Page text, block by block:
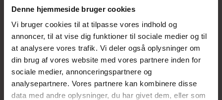
Denne hjemmeside bruger cookies
Vi bruger cookies til at tilpasse vores indhold og
annoncer, til at vise dig funktioner til sociale medier og til
at analysere vores trafik. Vi deler også oplysninger om
din brug af vores website med vores partnere inden for
sociale medier, annonceringspartnere og
analysepartnere. Vores partnere kan kombinere disse
data med andre oplysninger, du har givet dem, eller som
Med Ketchup i bøssen
Christian har udnyttet sit online købsflow til fulde
ved at tilføje støttekroner ved check-out på alle
ordrer og kørt særlige Røde Kors kampagner bl.a.
sammen med Dagrofa.